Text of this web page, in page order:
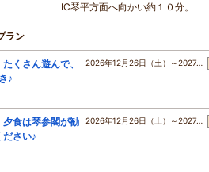
IC琴平方面へ向かい約１０分。
ラン
くさん遊んで、
♪
2026年12月26日（土）～2027…
夕食は琴参閣が勧
さい♪
2026年12月26日（土）～2027…